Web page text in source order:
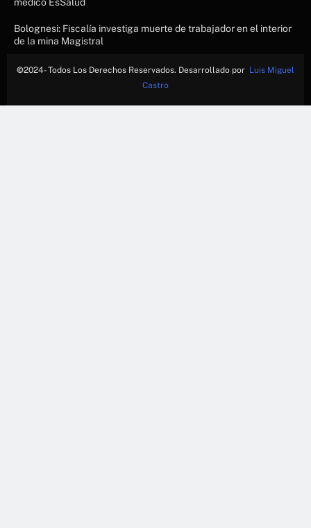
médico EsSalud
Bolognesi: Fiscalía investiga muerte de trabajador en el interior
de la mina Magistral
©2024- Todos Los Derechos Reservados. Desarrollado por Luis Miguel
Castro